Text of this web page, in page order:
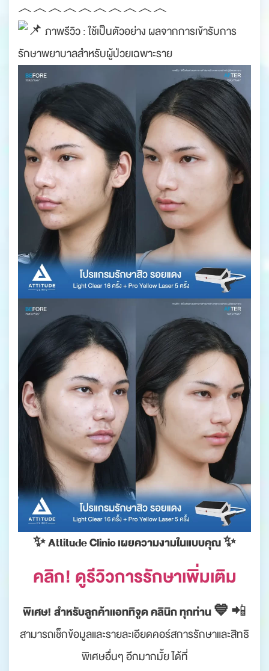
︿︿︿︿︿︿︿︿︿︿
ภาพรีวิว : ใช้เป็นตัวอย่าง ผลจากการเข้ารับการ
รักษาพยาบาลสำหรับผู้ป่วยเฉพาะราย
✨ Attitude Clinic เผยความงามในแบบคุณ ✨
คลิก! ดูรีวิวการรักษาเพิ่มเติม
พิเศษ! สำหรับลูกค้าแอททิจูด คลินิก ทุกท่าน 💙 📲
สามารถเช็กข้อมูลและรายละเอียดคอร์สการรักษาและสิทธิ
พิเศษอื่นๆ อีกมากมั้ย ได้ที่